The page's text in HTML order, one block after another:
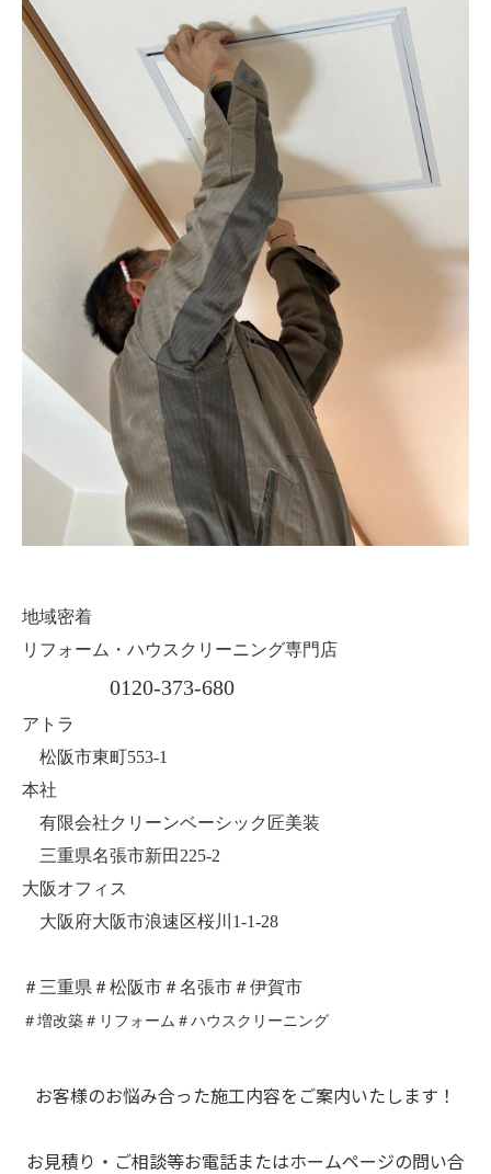
地域密着
リフォーム・ハウスクリーニング専門店
0120-373-680
アトラ
松阪市東町553-1
本社
有限会社クリーンベーシック匠美装
三重県名張市新田225-2
大阪オフィス
大阪府大阪市浪速区桜川1-1-28
＃三重県＃松阪市＃名張市＃伊賀市
＃増改築＃リフォーム＃ハウスクリーニング
お客様のお悩み合った施工内容をご案内いたします！
お見積り・ご相談等お電話またはホームページの問い合